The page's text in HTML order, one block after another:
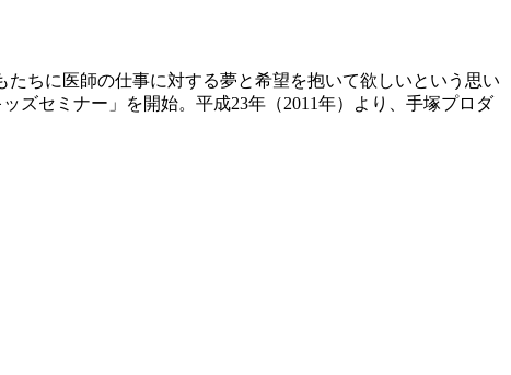
ちに医師の仕事に対する夢と希望を抱いて欲しいという思い
ズセミナー」を開始。平成23年（2011年）より、手塚プロダ